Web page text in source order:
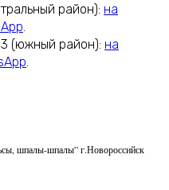
район): на
(южный район): на
шпалы-шпалы” г.Новороссийск